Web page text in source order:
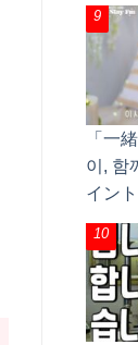
「一
이, 함
イン